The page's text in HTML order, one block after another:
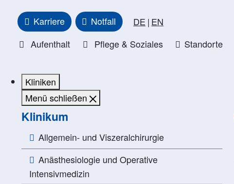
Karriere Notfall DE EN
Aufenthalt
Pflege & Soziales Standorte
Kliniken
Menü schließen
Klinikum
Allgemein- und Viszeralchirurgie
Anästhesiologie und Operative
Intensivmedizin